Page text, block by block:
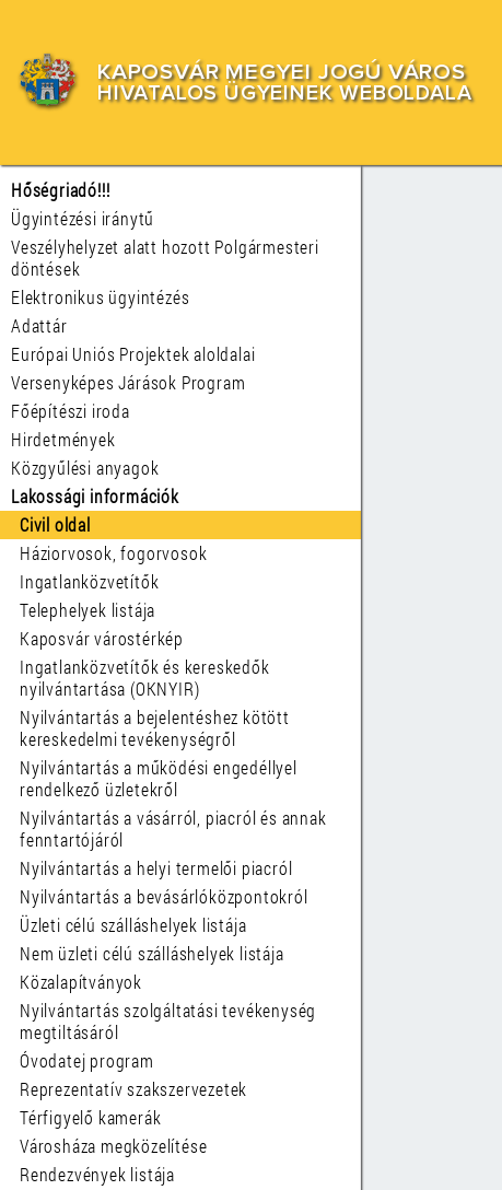
KAPOSVÁR MEGYEI JOGÚ VÁROS
HIVATALOS ÜGYEINEK WEBOLDALA
Hőségriadó!!!
Ügyintézési iránytű
Veszélyhelyzet alatt hozott Polgármesteri
döntések
Elektronikus ügyintézés
Adattár
Európai Uniós Projektek aloldalai
Versenyképes Járások Program
Főépítészi iroda
Hirdetmények
Közgyűlési anyagok
Lakossági információk
Civil oldal
Háziorvosok, fogorvosok
Ingatlanközvetítők
Telephelyek listája
Kaposvár várostérkép
Ingatlanközvetítők és kereskedők
nyilvántartása (OKNYIR)
Nyilvántartás a bejelentéshez kötött
kereskedelmi tevékenységről
Nyilvántartás a működési engedéllyel
rendelkező üzletekről
Nyilvántartás a vásárról, piacról és annak
fenntartójáról
Nyilvántartás a helyi termelői piacról
Nyilvántartás a bevásárlóközpontokról
Üzleti célú szálláshelyek listája
Nem üzleti célú szálláshelyek listája
Közalapítványok
Nyilvántartás szolgáltatási tevékenység
megtiltásáról
Óvodatej program
Reprezentatív szakszervezetek
Térfigyelő kamerák
Városháza megközelítése
Rendezvények listája